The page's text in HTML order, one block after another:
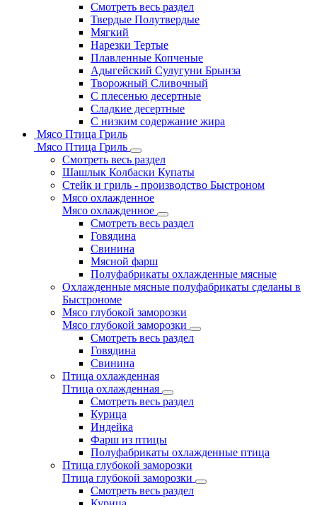
Смотреть весь раздел
Твердые Полутвердые
Мягкий
Нарезки Тертые
Плавленные Копченые
Адыгейский Сулугуни Брынза
Творожный Сливочный
С плесенью десертные
Сладкие десертные
С низким содержание жира
Мясо Птица Гриль
Мясо Птица Гриль
Смотреть весь раздел
Шашлык Колбаски Купаты
Стейк и гриль - производство Быстроном
Мясо охлажденное
Мясо охлажденное
Смотреть весь раздел
Говядина
Свинина
Мясной фарш
Полуфабрикаты охлажденные мясные
Охлажденные мясные полуфабрикаты сделаны в
Быстрономе
Мясо глубокой заморозки
Мясо глубокой заморозки
Смотреть весь раздел
Говядина
Свинина
Птица охлажденная
Птица охлажденная
Смотреть весь раздел
Курица
Индейка
Фарш из птицы
Полуфабрикаты охлажденные птица
Птица глубокой заморозки
Птица глубокой заморозки
Смотреть весь раздел